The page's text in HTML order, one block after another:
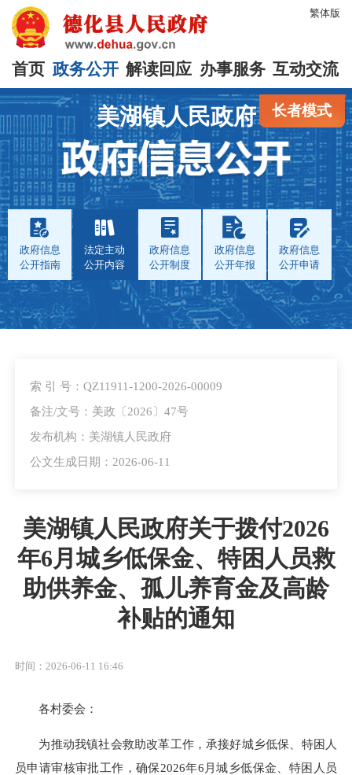
繁体版
首页 政务公开 解读回应 办事服务 互动交流
长者模式
美湖镇人民政府
政府信息
公开指南
法定主动
公开内容
政府信息
公开制度
政府信息
公开年报
政府信息
公开申请
索 引 号：QZ11911-1200-2026-00009
备注/文号：美政〔2026〕47号
发布机构：美湖镇人民政府
公文生成日期：2026-06-11
美湖镇人民政府关于拨付2026
年6月城乡低保金、特困人员救
助供养金、孤儿养育金及高龄
补贴的通知
时间：2026-06-11 16:46
各村委会：
为推动我镇社会救助改革工作，承接好城乡低保、特困人
员申请审核审批工作，确保2026年6月城乡低保金、特困人员